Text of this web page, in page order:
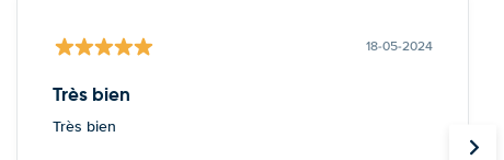
18-05-2024
Très bien
Très bien